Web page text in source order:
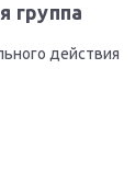
группа
действия